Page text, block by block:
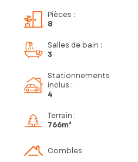
Pièces :
8
Salles de bain :
3
Stationnements
inclus :
4
Terrain :
766m²
Combles